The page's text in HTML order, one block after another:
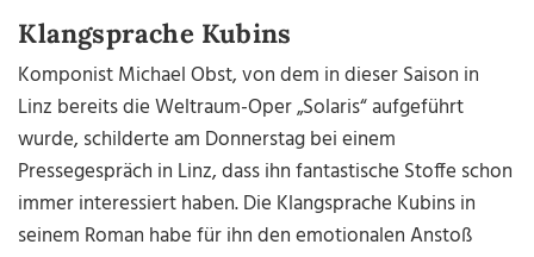
Klangsprache Kubins
Komponist Michael Obst, von dem in dieser Saison in
Linz bereits die Weltraum-Oper „Solaris“ aufgeführt
wurde, schilderte am Donnerstag bei einem
Pressegespräch in Linz, dass ihn fantastische Stoffe schon
immer interessiert haben. Die Klangsprache Kubins in
seinem Roman habe für ihn den emotionalen Anstoß